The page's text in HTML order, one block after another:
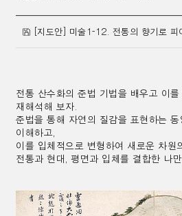
[지도안] 미술1-12. 전통의 향기로
전통 산수화의 준법 기법을 배우고 이
재해석해 보자.
준법을 통해 자연의 질감을 표현하는
이해하고,
이를 입체적으로 변형하여 새로운 차원
전통과 현대, 평면과 입체를 결합한 나